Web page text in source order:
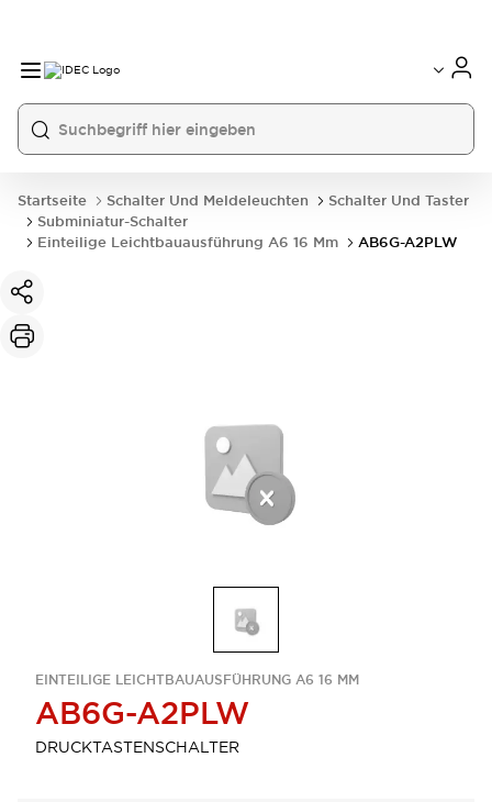
Startseite Schalter Und Meldeleuchten
Schalter Und Taster
Subminiatur-Schalter
Einteilige Leichtbauausführung A6 16 Mm
AB6G-A2PLW
EINTEILIGE LEICHTBAUAUSFÜHRUNG A6 16 MM
AB6G-A2PLW
DRUCKTASTENSCHALTER